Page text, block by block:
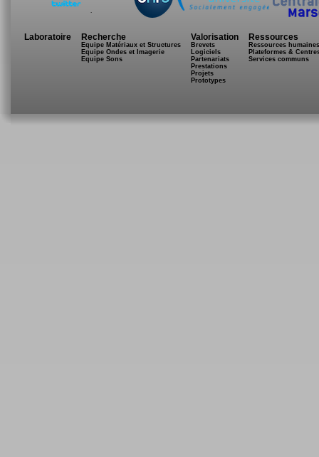
Laboratoire Recherche
Equipe Matériaux et Structures
Equipe Ondes et Imagerie
Equipe Sons
Valorisation
Brevets
Logiciels
Partenariats
Prestations
Projets
Prototypes
Ressources
Ressources humaines
Plateformes &
Services communs